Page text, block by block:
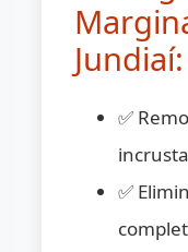
Jundiaí:
✅
✅